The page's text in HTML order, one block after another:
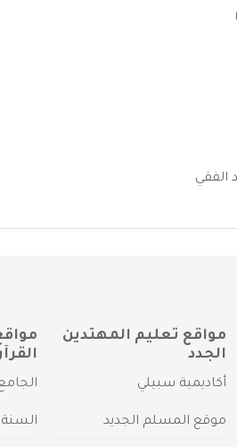
الفقي
مواقع تعليم المهتدين
الجدد
أكاديمية سبيلي
موقع المسلم الجديد السنة